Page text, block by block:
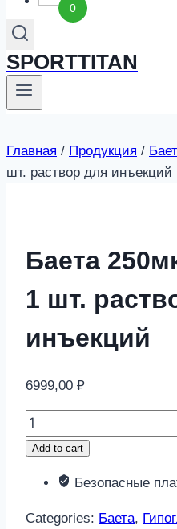
0
SPORTTITAN
Главная / Продукция /
шт. раствор для инъекций
Баета
1 шт.
инъекций
6999,00 ₽
Баета
250мкг/
2,4мл
Add to cart
Безопасные
Categories: Баета,